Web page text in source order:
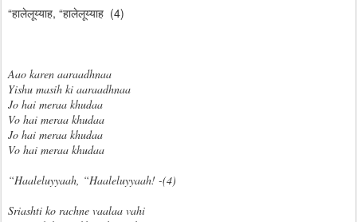
“हालेलूय्याह, “हालेलूय्याह (4)
Aao karen aaraadhnaa
Yishu masih ki aaraadhnaa
Jo hai meraa khudaa
Vo hai meraa khudaa
Jo hai meraa khudaa
Vo hai meraa khudaa
“Haaleluyyaah, “Haaleluyyaah! -(4)
Sriashti ko rachne vaalaa vahi